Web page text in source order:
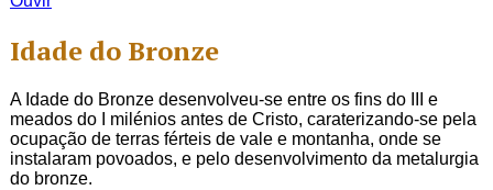
Idade do Bronze
A Idade do Bronze desenvolveu-se entre os fins do III e
meados do I milénios antes de Cristo, caraterizando-se pela
ocupação de terras férteis de vale e montanha, onde se
instalaram povoados, e pelo desenvolvimento da metalurgia
do bronze.